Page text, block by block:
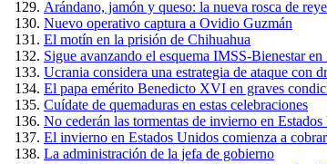
Arándano, jamón y queso: la nueva rosca de
Nuevo operativo captura a Ovidio Guzmán
El motín en la prisión de Chihuahua
Sigue avanzando el esquema IMSS-Bienestar
Ucrania considera una estrategia de ataque con
El papa emérito Benedicto XVI en graves
Cuídate de quemaduras en estas celebraciones
No cederán las tormentas de invierno en
El invierno en Estados Unidos comienza a
La administración de la jefa de gobierno